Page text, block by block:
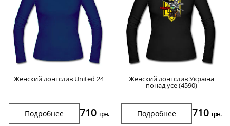
Женский лонгслив United 24
Подробнее 710 грн.
Женский лонгслив Україна
понад усе (4590)
Подробнее 710 грн.